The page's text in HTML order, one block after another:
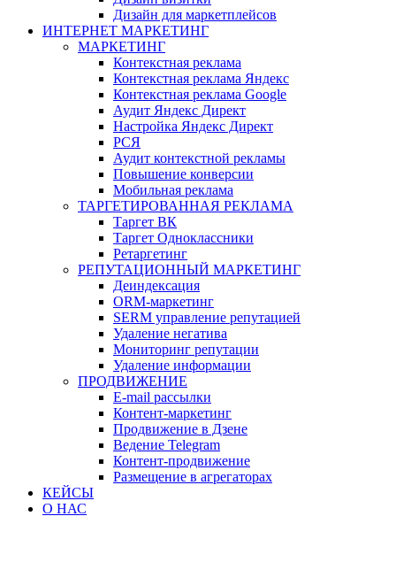
Дизайн для маркетплейсов
ИНТЕРНЕТ МАРКЕТИНГ
МАРКЕТИНГ
Контекстная реклама
Контекстная реклама Яндекс
Контекстная реклама Google
Аудит Яндекс Директ
Настройка Яндекс Директ
РСЯ
Аудит контекстной рекламы
Повышение конверсии
Мобильная реклама
ТАРГЕТИРОВАННАЯ РЕКЛАМА
Таргет ВК
Таргет Одноклассники
Ретаргетинг
РЕПУТАЦИОННЫЙ МАРКЕТИНГ
Деиндексация
ORM-маркетинг
SERM управление репутацией
Удаление негатива
Мониторинг репутации
Удаление информации
ПРОДВИЖЕНИЕ
E-mail рассылки
Контент-маркетинг
Продвижение в Дзене
Ведение Telegram
Контент-продвижение
Размещение в агрегаторах
КЕЙСЫ
О НАС